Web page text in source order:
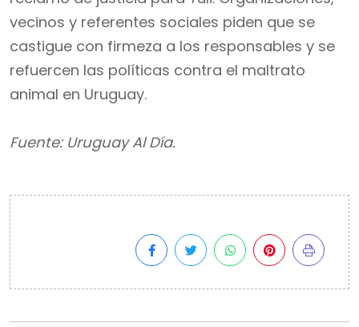
vecinos y referentes sociales piden que se
castigue con firmeza a los responsables y se
refuercen las políticas contra el maltrato
animal en Uruguay.
Fuente: Uruguay Al Día.